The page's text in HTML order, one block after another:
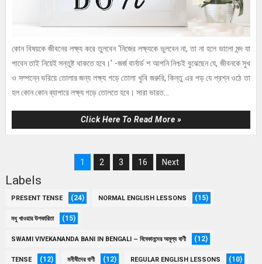
কোন বিষয়কে জীবনের লক্ষ্য করে তুলবেন ‘নিজের লক্ষ্যকে ভুলবেন না, তা না হলে ভালো মন্দ যা
পাবেন তাই নিয়েই সন্তুষ্ট থাকতে হবে।’ -জর্জ বার্নার্ড শ আপনি নিশ্চই বুঝেছেন যে, জীবনকে সুখ
ও সম্পন্নে ভরিয়ে তোলার জন্য লক্ষ্য গড়ে তোলা খুবি জরুরি, কিন্তু এর পড় যে প্রশ্ন ওঠে তা
হল কোন কোন ব্যাপারে লক্ষ্য গড়ে তোলতে হবে। সারা ভারত...
Click Here To Read More »
1 2 3 16 Next
Labels
PRESENT TENSE (24) NORMAL ENGLISH LESSONS (15)
মধু খাওয়ার উপকারিতা (15)
SWAMI VIVEKANANDA BANI IN BENGALI – বিবেকানন্দের অমূল্য বাণী (12)
TENSE (12) মনীষীদের বাণী (12) REGULAR ENGLISH LESSONS (10)